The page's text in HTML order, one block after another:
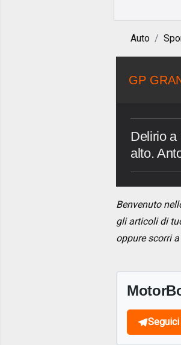
Auto
GP
Delirio a
alto.
Benvenuto
gli articoli di
oppure scorri